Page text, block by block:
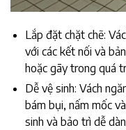
Lắp đặt chặt chẽ:
với các kết nối và
hoặc gãy trong quá
Dễ vệ sinh: Vách
bám bụi, nấm mốc
sinh và bảo trì dễ